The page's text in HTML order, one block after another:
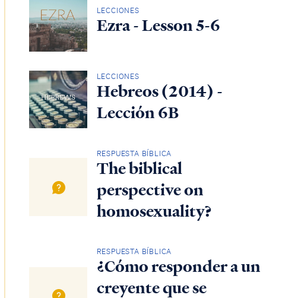
LECCIONES
Ezra - Lesson 5-6
LECCIONES
Hebreos (2014) -
Lección 6B
RESPUESTA BÍBLICA
The biblical
perspective on
homosexuality?
RESPUESTA BÍBLICA
¿Cómo responder a un
creyente que se